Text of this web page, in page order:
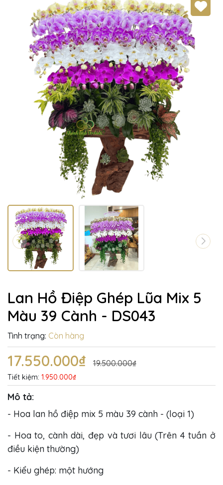
Lan Hồ Điệp Ghép Lũa Mix 5
Màu 39 Cành - DS043
Tình trạng: Còn hàng
17.550.000₫ 19.500.000₫
Tiết kiệm: 1.950.000₫
Mô tả:
- Hoa lan hồ điệp mix 5 màu 39 cành - (loại 1)
- Hoa to, cành dài, đẹp và tươi lâu (Trên 4 tuần ở
điều kiện thường)
- Kiểu ghép: một hướng